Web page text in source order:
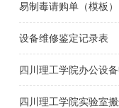
易制毒请购单（模板
设备维修鉴定记录表
四川理工学院办公设
四川理工学院实验室